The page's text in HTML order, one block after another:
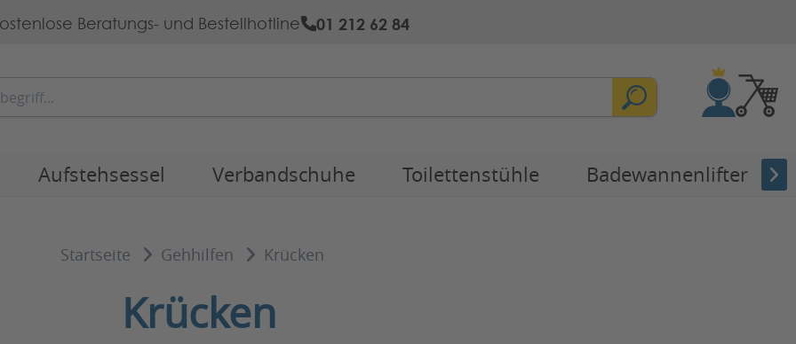
Beratungs- und Bestellhotline 01 212 62 84
Aufstehsessel Verbandschuhe Toilettenstühle Badewannenlifter
Startseite Gehhilfen Krücken
Krücken